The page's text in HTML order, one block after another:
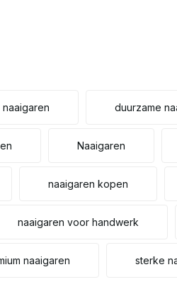
duurzame
Naaigaren
naaigaren kopen
naaigaren voor handwerk
naaigaren sterke